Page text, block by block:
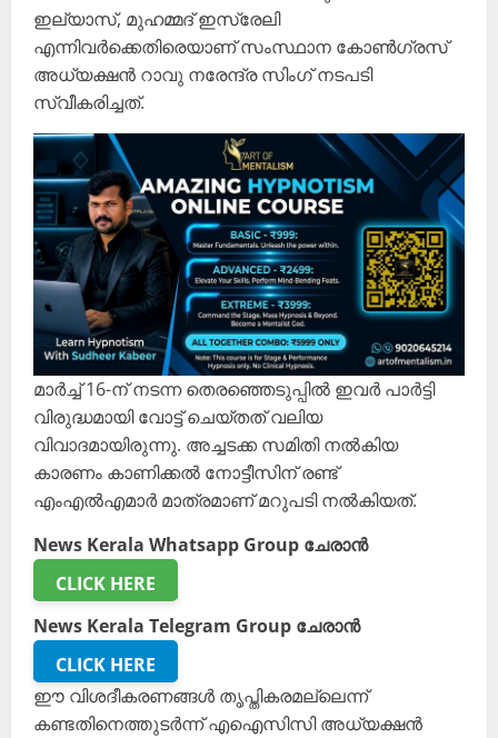
ഇല്യാസ്, മുഹമ്മദ് ഇസ്രേലി
എന്നിവർക്കെതിരെയാണ് സംസ്ഥാന കോൺഗ്രസ്
അധ്യക്ഷൻ റാവു നരേന്ദ്ര സിംഗ് നടപടി
സ്വീകരിച്ചത്.
മാർച്ച് 16-ന് നടന്ന തെരഞ്ഞെടുപ്പിൽ ഇവർ പാർട്ടി
വിരുദ്ധമായി വോട്ട് ചെയ്തത് വലിയ
വിവാദമായിരുന്നു. അച്ചടക്ക സമിതി നൽകിയ
കാരണം കാണിക്കൽ നോട്ടീസിന് രണ്ട്
എംഎൽഎമാർ മാത്രമാണ് മറുപടി നൽകിയത്.
News Kerala Whatsapp Group ചേരാൻ
CLICK HERE
News Kerala Telegram Group ചേരാൻ
CLICK HERE
ഈ വിശദീകരണങ്ങൾ തൃപ്തികരമല്ലെന്ന്
കണ്ടതിനെത്തുടർന്ന് എഐസിസി അധ്യക്ഷൻ